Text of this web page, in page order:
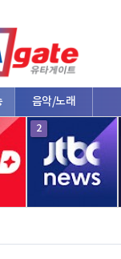
음악/노래
2